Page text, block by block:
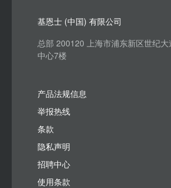
基恩士 (中国) 有限公司
总部 200120 上海市浦东新区世纪
中心7楼
产品法规信息
举报热线
条款
隐私声明
招聘中心
使用条款